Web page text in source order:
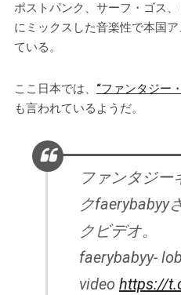
ポストパンク、サーフ・ゴス
にミックスした音楽性で本国
ている。
ここ日本では、 “ファンタジー
も言われているようだ。
ファンタジー
クfaerybabyy
クビデオ。
faerybabyy-
video https://